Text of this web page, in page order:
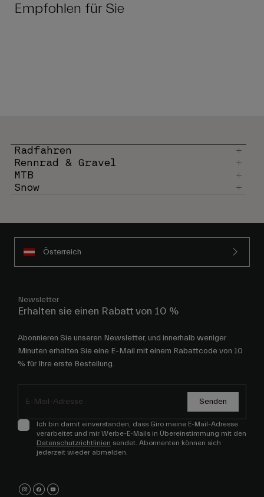
Empfohlen für Sie
Radfahren
Rennrad & Gravel
MTB
Snow
Österreich
Newsletter
Erhalten sie einen Rabatt von 10 %
Abonnieren Sie unseren Newsletter, und innerhalb weniger
Minuten erhalten Sie eine E-Mail mit einem Rabattcode von 10
% für Ihre erste Bestellung.
Senden
Ich bin damit einverstanden, dass Giro meine E-Mail-Adresse
verarbeitet und mir Werbe-E-Mails in Übereinstimmung mit den
Datenschutzrichtlinien sendet. Abonnenten können sich
jederzeit wieder abmelden.